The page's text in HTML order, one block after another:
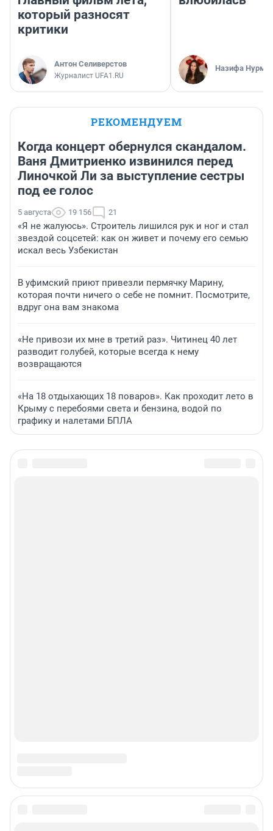
который разносят
критики
Антон Селиверстов
Журналист UFA1.RU
Назифа
РЕКОМЕНДУЕМ
Когда концерт обернулся скандалом.
Ваня Дмитриенко извинился перед
Линочкой Ли за выступление сестры
под ее голос
5 августа 19 156 21
«Я не жалуюсь». Строитель лишился рук и ног и стал
звездой соцсетей: как он живет и почему его семью
искал весь Узбекистан
В уфимский приют привезли пермячку Марину,
которая почти ничего о себе не помнит. Посмотрите,
вдруг она вам знакома
«Не привози их мне в третий раз». Читинец 40 лет
разводит голубей, которые всегда к нему
возвращаются
«На 18 отдыхающих 18 поваров». Как проходит лето в
Крыму с перебоями света и бензина, водой по
графику и налетами БПЛА